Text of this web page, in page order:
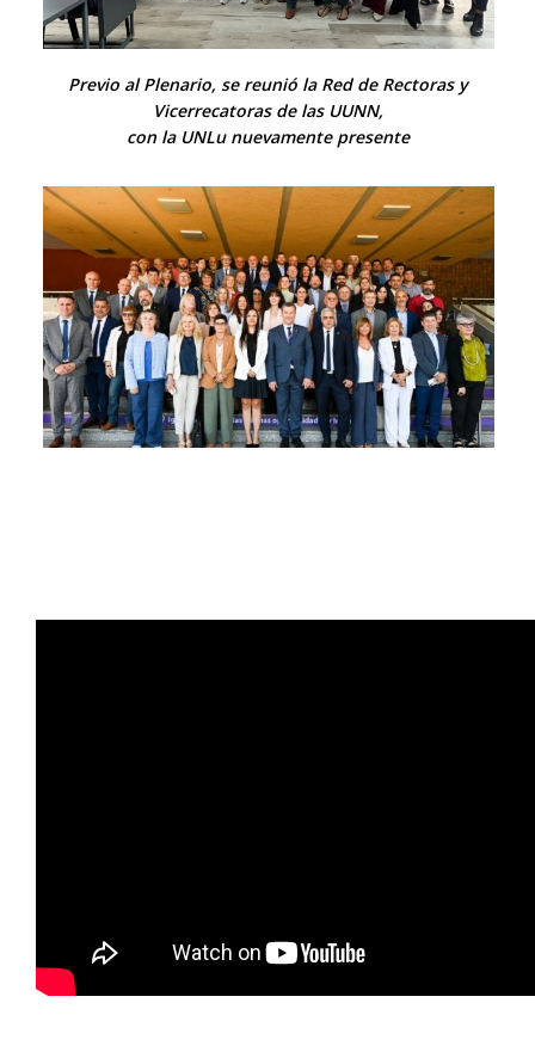
Previo al Plenario, se reunió la Red de Rectoras y
Vicerrecatoras de las UUNN,
con la UNLu nuevamente presente